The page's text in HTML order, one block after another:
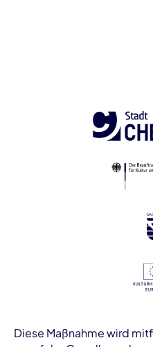
Diese Maßnahme wird